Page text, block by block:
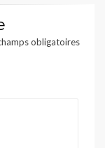
obligatoires